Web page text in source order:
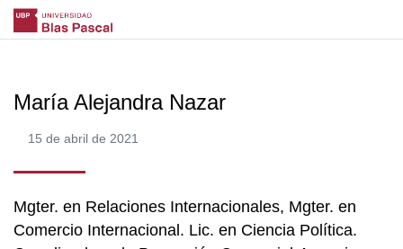
María Alejandra Nazar
15 de abril de 2021
Mgter. en Relaciones Internacionales, Mgter. en
Comercio Internacional. Lic. en Ciencia Política.